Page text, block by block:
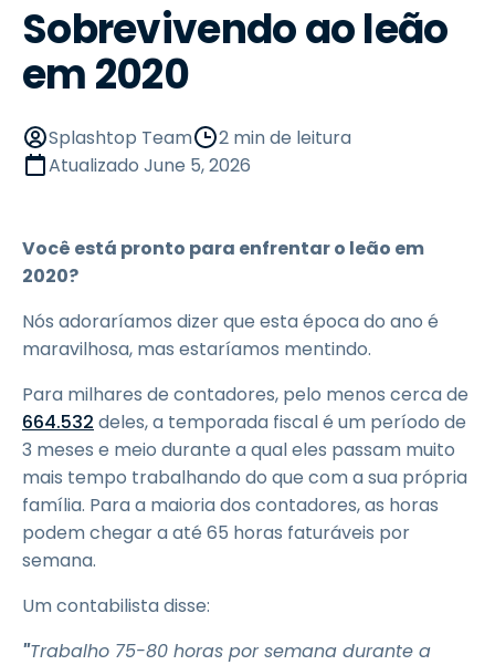
Sobrevivendo ao leão
em 2020
Splashtop Team
2 min de leitura
Atualizado June 5, 2026
Você está pronto para enfrentar o leão em
2020?
Nós adoraríamos dizer que esta época do ano é
maravilhosa, mas estaríamos mentindo.
Para milhares de contadores, pelo menos cerca de
664.532 deles, a temporada fiscal é um período de
3 meses e meio durante a qual eles passam muito
mais tempo trabalhando do que com a sua própria
família. Para a maioria dos contadores, as horas
podem chegar a até 65 horas faturáveis por
semana.
Um contabilista disse:
"Trabalho 75-80 horas por semana durante a